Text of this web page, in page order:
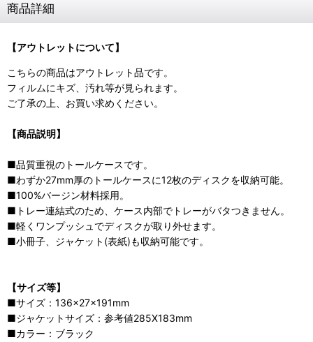
商品詳細
【アウトレットについて】
こちらの商品はアウトレット品です。
フィルムにキズ、汚れ等が見られます。
ご了承の上、お買い求めください。
【商品説明】
■品質重視のトールケースです。
■わずか27mm厚のトールケースに12枚のディスクを収納可能。
■100%バージン材料採用。
■トレー連結式のため、ケース内部でトレーがバタつきません。
■軽くワンプッシュでディスクが取り外せます。
■小冊子、ジャケット(表紙)も収納可能です。
【サイズ等】
■サイズ：136×27×191mm
■ジャケットサイズ：参考値285X183mm
■カラー：ブラック